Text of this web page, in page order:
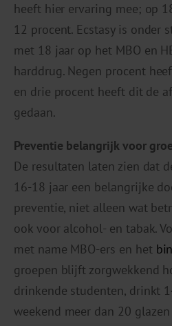
heeft hier ervaring mee; op
12 procent. Ecstasy is onder
met 18 jaar op het MBO en
harddrug. Negen procent
en drie procent heeft dit de
gedaan.
Preventie belangrijk voor
De resultaten laten zien dat
16-18 jaar een belangrijke
preventie, niet alleen wat
ook voor alcohol- en tabak.
met name MBO-ers en het
groepen blijft zorgwekkend
drinkende studenten, drinkt
weekend meer dan 20